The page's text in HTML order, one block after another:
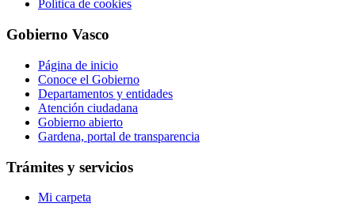
Política de cookies
Gobierno Vasco
Página de inicio
Conoce el Gobierno
Departamentos y entidades
Atención ciudadana
Gobierno abierto
Gardena, portal de transparencia
Trámites y servicios
Mi carpeta